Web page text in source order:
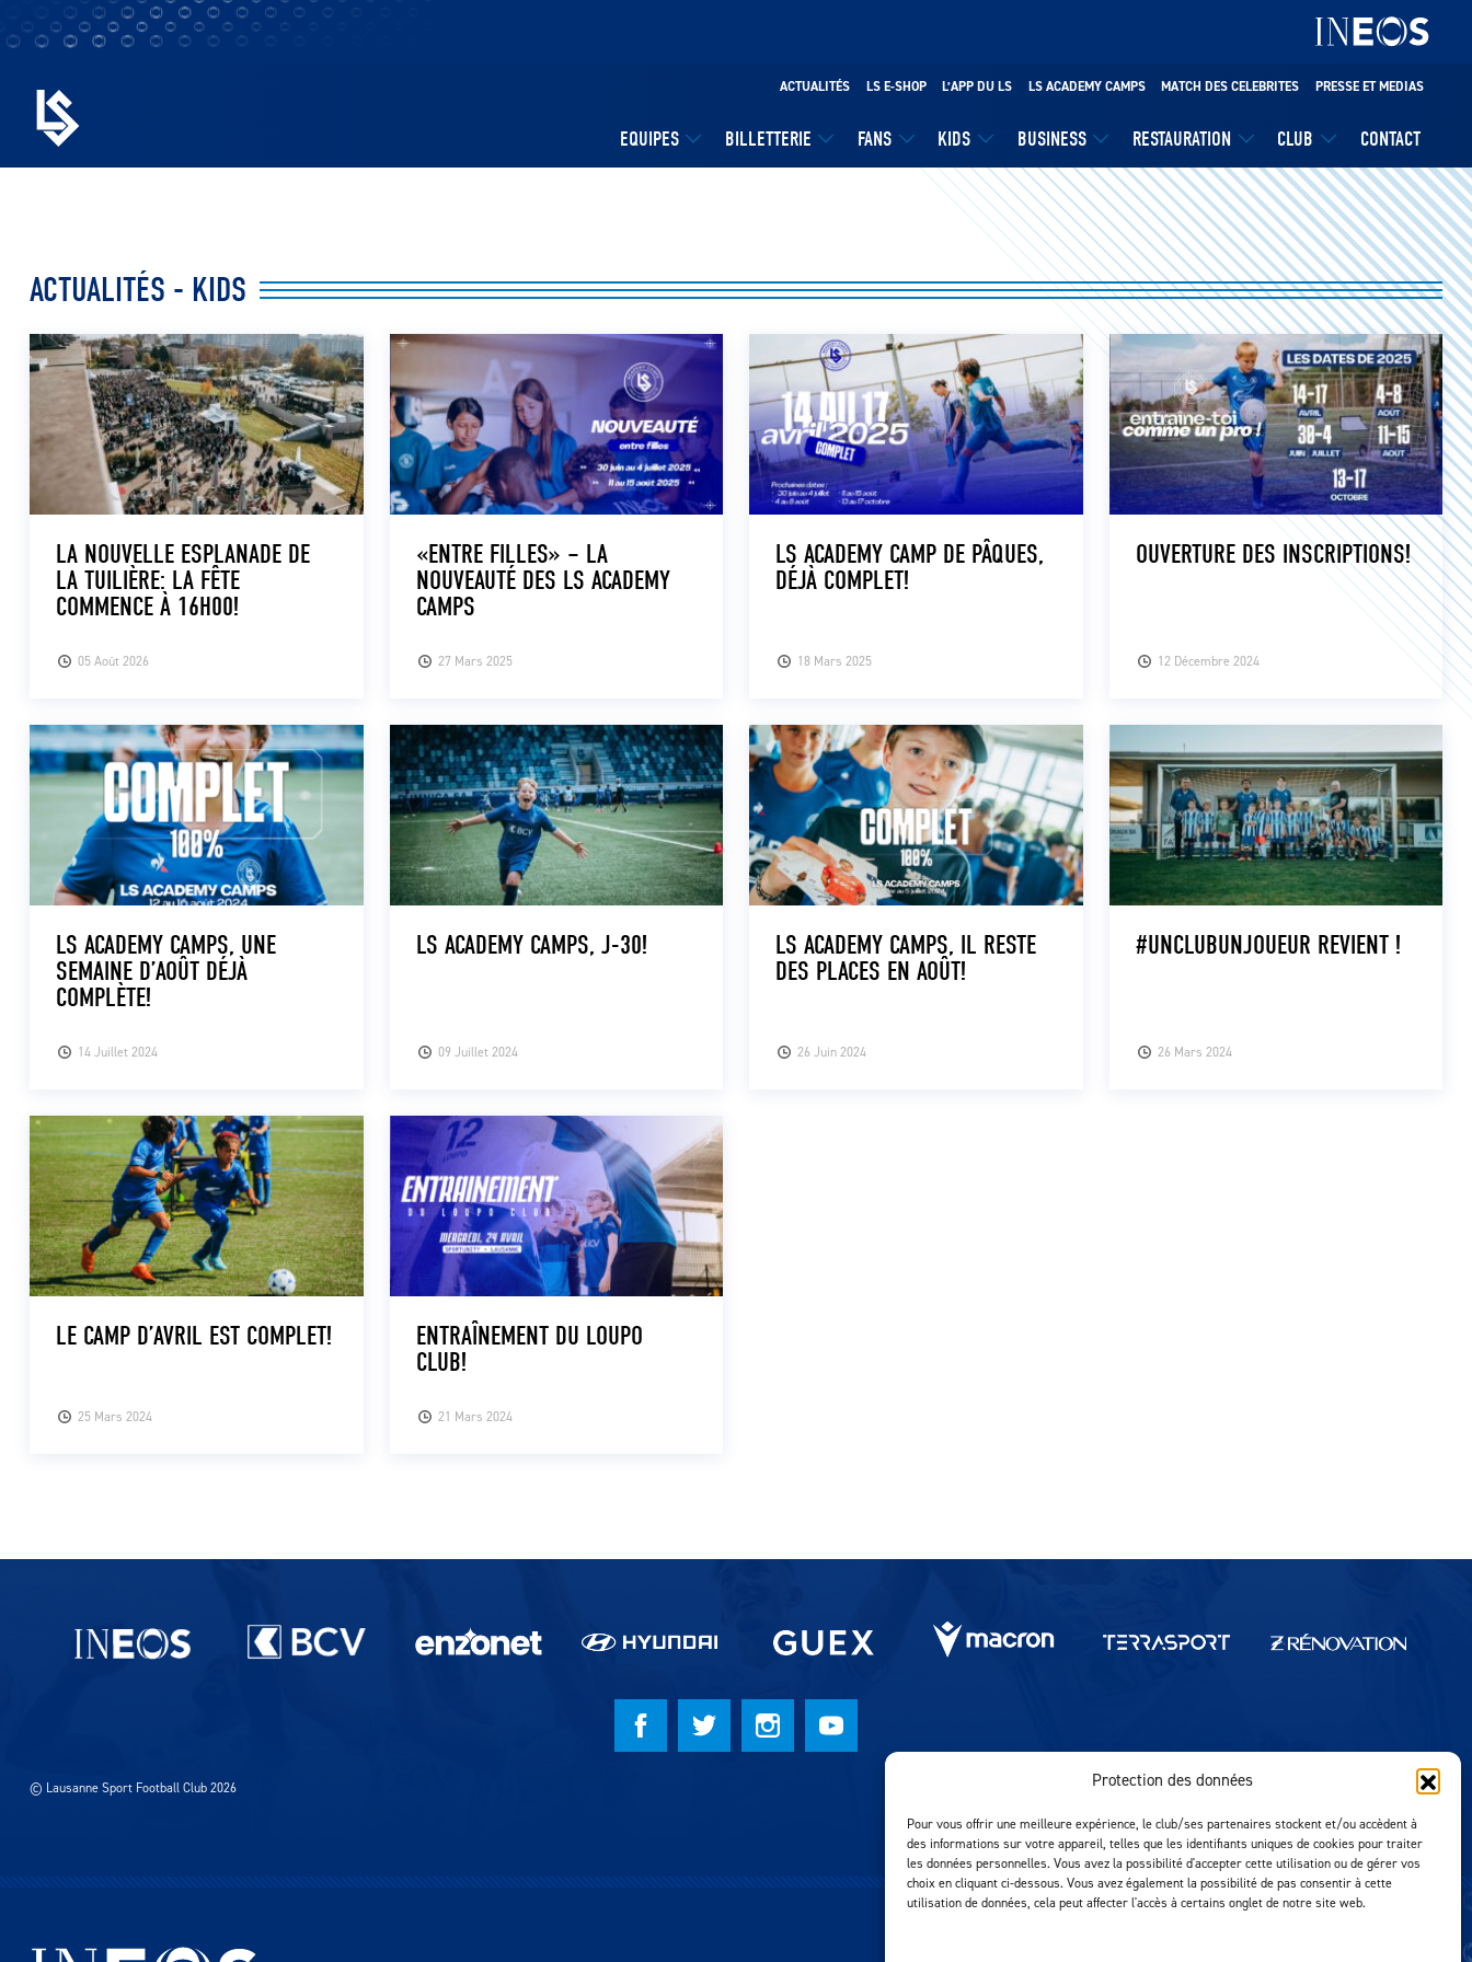
Protection des données
Pour vous offrir une meilleure expérience, le club/ses partenaires stockent et/ou accèdent à
des informations sur votre appareil, telles que les identifiants uniques de cookies pour traiter
les données personnelles. Vous avez la possibilité d'accepter cette utilisation ou de gérer vos
choix en cliquant ci-dessous. Vous avez également la possibilité de pas consentir à cette
utilisation de données, cela peut affecter l'accès à certains onglet de notre site web.
EQUIPES BILLETTERIE FANS KIDS BUSINESS RESTAURATION CLUB CONTACT
ACTUALITÉS LS E-SHOP L’APP DU LS LS ACADEMY CAMPS MATCH DES CELEBRITES PRESSE ET MEDIAS
ACTUALITÉS - KIDS
05 Août 2026
LA NOUVELLE ESPLANADE DE
LA TUILIÈRE: LA FÊTE
COMMENCE À 16H00!
27 Mars 2025
«ENTRE FILLES» – LA
NOUVEAUTÉ DES LS ACADEMY
CAMPS
18 Mars 2025
LS ACADEMY CAMP DE PÂQUES,
DÉJÀ COMPLET!
12 Décembre 2024
OUVERTURE DES INSCRIPTIONS!
14 Juillet 2024
LS ACADEMY CAMPS, UNE
SEMAINE D’AOÛT DÉJÀ
COMPLÈTE!
09 Juillet 2024
LS ACADEMY CAMPS, J-30!
26 Juin 2024
LS ACADEMY CAMPS, IL RESTE
DES PLACES EN AOÛT!
26 Mars 2024
#UNCLUBUNJOUEUR REVIENT !
25 Mars 2024
LE CAMP D’AVRIL EST COMPLET!
21 Mars 2024
ENTRAÎNEMENT DU LOUPO
CLUB!
Partenaires du lausanne-Sport
© Lausanne Sport Football Club 2026